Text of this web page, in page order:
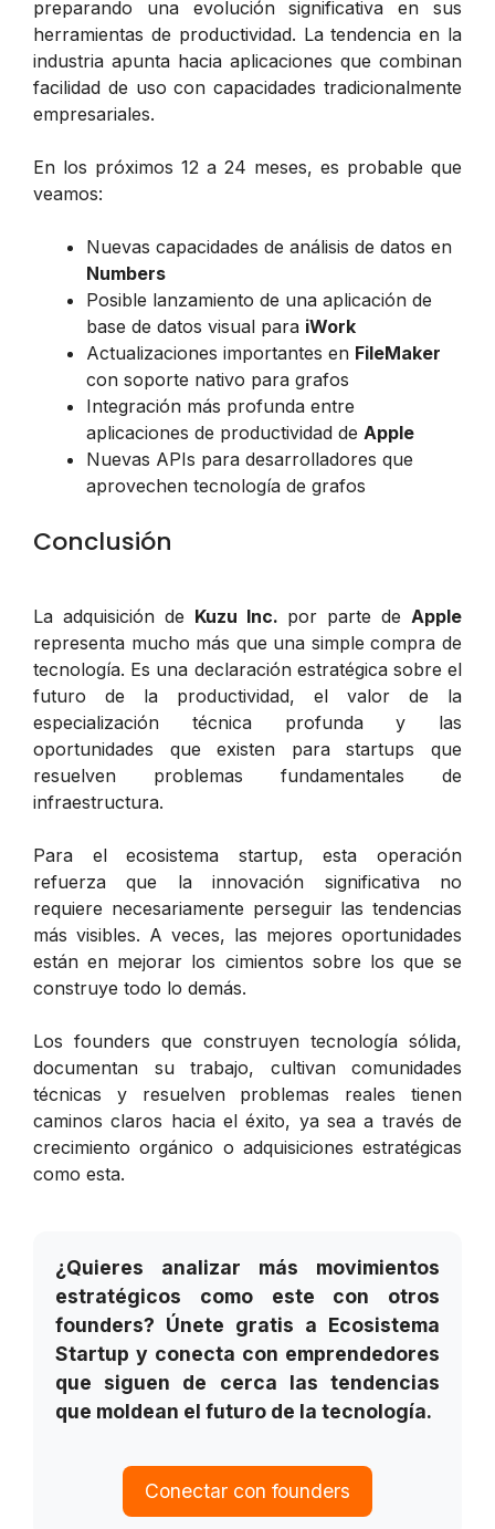
preparando una evolución significativa en sus
herramientas de productividad. La tendencia en la
industria apunta hacia aplicaciones que combinan
facilidad de uso con capacidades tradicionalmente
empresariales.
En los próximos 12 a 24 meses, es probable que
veamos:
Nuevas capacidades de análisis de datos en
Numbers
Posible lanzamiento de una aplicación de
base de datos visual para iWork
Actualizaciones importantes en FileMaker
con soporte nativo para grafos
Integración más profunda entre
aplicaciones de productividad de Apple
Nuevas APIs para desarrolladores que
aprovechen tecnología de grafos
Conclusión
La adquisición de Kuzu Inc. por parte de Apple
representa mucho más que una simple compra de
tecnología. Es una declaración estratégica sobre el
futuro de la productividad, el valor de la
especialización técnica profunda y las
oportunidades que existen para startups que
resuelven problemas fundamentales de
infraestructura.
Para el ecosistema startup, esta operación
refuerza que la innovación significativa no
requiere necesariamente perseguir las tendencias
más visibles. A veces, las mejores oportunidades
están en mejorar los cimientos sobre los que se
construye todo lo demás.
Los founders que construyen tecnología sólida,
documentan su trabajo, cultivan comunidades
técnicas y resuelven problemas reales tienen
caminos claros hacia el éxito, ya sea a través de
crecimiento orgánico o adquisiciones estratégicas
como esta.
¿Quieres analizar más movimientos
estratégicos como este con otros
founders? Únete gratis a Ecosistema
Startup y conecta con emprendedores
que siguen de cerca las tendencias
que moldean el futuro de la tecnología.
Conectar con founders